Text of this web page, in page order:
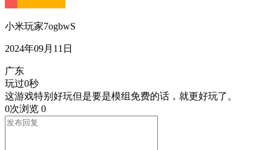
小米玩家7ogbwS
2024年09月11日
广东
玩过0秒
这游戏特别好玩但是要是模组免费的话，就更好玩了。
0次浏览 0